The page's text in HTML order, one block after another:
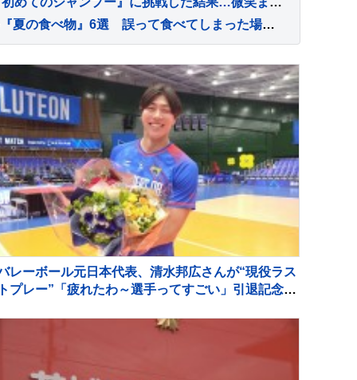
犬に絶対与えてはいけない『夏の食べ物』6選 誤って食べてしまった場合の危険な症状まで
レーボール元日本代表、清水邦広さんが“現役ラス
トプレー”「疲れたわ～選手ってすごい」引退記念試